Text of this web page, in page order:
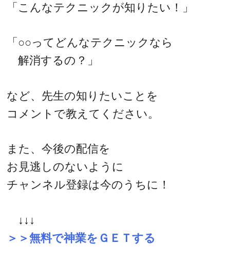
「こんなテクニックが知りたい！」
「○○ってどんなテクニックなら
解消するの？」
など、先生の知りたいことを
コメントで教えてください。
また、今後の配信を
お見逃しのないように
チャンネル登録は今のうちに！
↓↓↓
＞＞無料で神業をＧＥＴする